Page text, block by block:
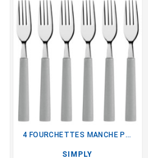
4 FOURCHETTES MANCHE PLASTIQUE
SIMPLY